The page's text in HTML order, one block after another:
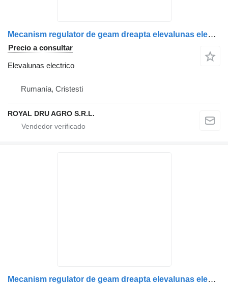
Mecanism regulator de geam dreapta elevalunas electrico para MAN 8162645-6034 / 81626456034 / 8162645-6052 / 81626456052 / 81626456028 / 8162645-6028 / 81626456026 / 8162645-6026 camión
Precio a consultar
Elevalunas electrico
Rumanía, Cristesti
ROYAL DRU AGRO S.R.L.
Mecanism regulator de geam dreapta elevalunas electrico para MAN 8162645-6040 / 81626456040 / 8162645-6054 / 81626456054 / 8162645-6050 / 81626456050 camión